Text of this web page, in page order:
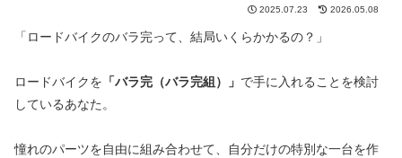
2025.07.23 2026.05.08
「ロードバイクのバラ完って、結局いくらかかるの？」
ロードバイクを 「バラ完（バラ完組）」 で手に入れることを検討
しているあなた。
憧れのパーツを自由に組み合わせて、自分だけの特別な一台を作